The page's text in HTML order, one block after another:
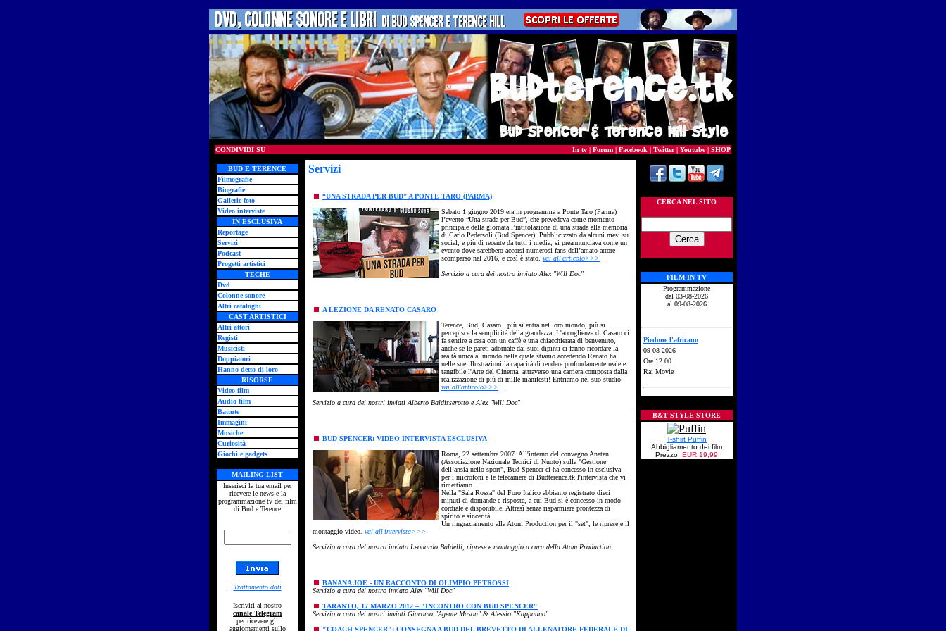
CONDIVIDI SU In tv | Forum | Facebook | Twitter| Youtube| SHOP
BUD E TERENCE
Filmografie
Biografie
Gallerie foto
Video interviste
IN ESCLUSIVA
Reportage
Servizi
Podcast
Progetti artistici
TECHE
Dvd
Colonne sonore
Altri cataloghi
CAST ARTISTICI
Altri attori
Registi
Musicisti
Doppiatori
Hanno detto di loro
RISORSE
Video film
Audio film
Battute
Immagini
Musiche
Curiosità
Giochi e gadgets
MAILING LIST
Inserisci la tua email per
ricevere le news e la
programmazione tv dei film
di Bud e Terence
Trattamento dati
Iscriviti al nostro
canale Telegram
per ricevere gli
aggiornamenti sullo
Servizi
“UNA STRADA PER BUD” A PONTE TARO (PARMA)
Sabato 1 giugno 2019 era in programma a Ponte Taro (Parma)
l’evento “Una strada per Bud”, che prevedeva come momento
principale della giornata l’intitolazione di una strada alla memoria
di Carlo Pedersoli (Bud Spencer). Pubblicizzato da alcuni mesi su
social, e più di recente da tutti i media, si preannunciava come un
evento dove sarebbero accorsi numerosi fans dell’amato attore
scomparso nel 2016, e così è stato. vai all'articolo>>>
Servizio a cura dei nostro inviato Alex "Will Doc"
A LEZIONE DA RENATO CASARO
Terence, Bud, Casaro...più si entra nel loro mondo, più si
percepisce la semplicità della grandezza. L'accoglienza di Casaro ci
fa sentire a casa con un caffè e una chiacchierata di benvenuto,
anche se le pareti adornate dai suoi dipinti ci fanno ricordare la
realtà unica al mondo nella quale stiamo accedendo.Renato ha
nelle sue illustrazioni la capacità di rendere profondamente reale e
tangibile l'Arte del Cinema, attraverso una carriera composta dalla
realizzazione di più di mille manifesti! Entriamo nel suo studio
vai all'articolo>>>
Servizio a cura dei nostri inviati Alberto Baldisserotto e Alex "Will Doc"
BUD SPENCER: VIDEO INTERVISTA ESCLUSIVA
Roma, 22 settembre 2007. All'interno del convegno Anaten
(Associazione Nazionale Tecnici di Nuoto) sulla "Gestione
dell’ansia nello sport", Bud Spencer ci ha concesso in esclusiva
per i microfoni e le telecamere di Budterence.tk l'intervista che vi
rimettiamo.
Nella "Sala Rossa" del Foro Italico abbiamo registrato dieci
minuti di domande e risposte, a cui Bud si è concesso in modo
cordiale e disponibile. Altresì senza risparmiare prontezza di
spirito e sincerità.
Un ringraziamento alla Atom Production per il "set", le riprese e il
montaggio video. vai all'intervista>>>
Servizio a cura del nostro inviato Leonardo Baldelli, riprese e montaggio a cura della Atom Production
BANANA JOE - UN RACCONTO DI OLIMPIO PETROSSI
Servizio a cura del nostro inviato Alex "Will Doc"
TARANTO, 17 MARZO 2012 – "INCONTRO CON BUD SPENCER"
Servizio a cura dei nostri inviati Giacomo "Agente Mason" & Alessio "Kappauno"
"COACH SPENCER": CONSEGNA A BUD DEL BREVETTO DI ALLENATORE FEDERALE DI
CERCA NEL SITO
FILM IN TV
Programmazione
dal 03-08-2026
al 09-08-2026
Piedone l'africano
09-08-2026
Ore 12.00
Rai Movie
B&T STYLE STORE
T-shirt Puffin
Abbigliamento dei film
Prezzo: EUR 19,99